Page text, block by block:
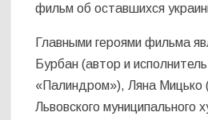
фильм об оставшихся
Главными героями фильма
Бурбан (автор и
«Палиндром»), Ляна Мицько
Львовского муниципального